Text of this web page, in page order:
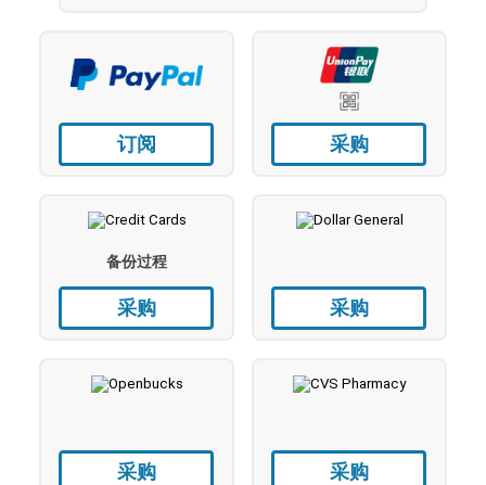
订阅 采购
备份过程
采购 采购
采购 采购